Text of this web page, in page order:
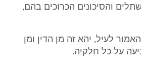
והסיכונים הכרוכים בהם,
לעיל, יהא זה מן הדין ומן
על כל חלקיה.